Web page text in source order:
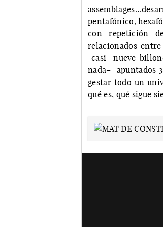
pentafónico,
con repetición
relacionados
casi nueve
nada– apuntados
gestar todo un
qué es, qué sigue